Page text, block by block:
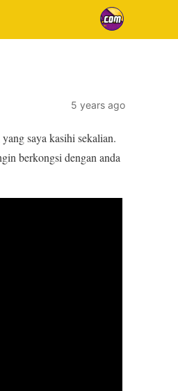
5 years ago
saya kasihi sekalian.
berkongsi dengan anda